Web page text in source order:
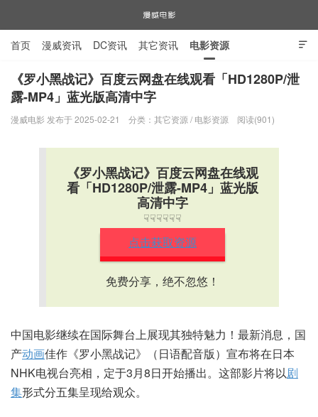
漫威电影

首页 漫威资讯 DC资讯 其它资讯 电影资源
电视剧资源 漫威图片
《罗小黑战记》百度云网盘在线观看「HD1280P/泄
露-MP4」蓝光版高清中字
漫威电影 发布于 2025-02-21 分类： 其它资源 / 电影资源 阅读(901)
《罗小黑战记》百度云网盘在线观
看「HD1280P/泄露-MP4」蓝光版
高清中字
☟☟☟☟☟☟
点击获取资源
免费分享，绝不忽悠！
中国电影继续在国际舞台上展现其独特魅力！最新消息，国
产动画佳作《罗小黑战记》（日语配音版）宣布将在日本
NHK电视台亮相，定于3月8日开始播出。这部影片将以剧
集形式分五集呈现给观众。